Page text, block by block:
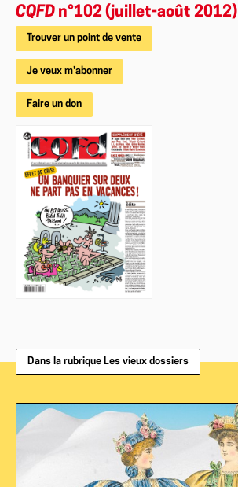
CQFD n°102 (juillet-août 2012)
Trouver un point de vente
Je veux m'abonner
Faire un don
Dans la rubrique Les vieux dossiers